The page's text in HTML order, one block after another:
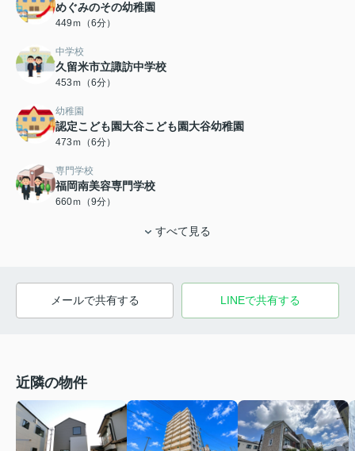
めぐみのその幼稚園
449ｍ（6分）
中学校
久留米市立諏訪中学校
453ｍ（6分）
幼稚園
認定こども園大谷こども園大谷幼稚園
473ｍ（6分）
専門学校
福岡南美容専門学校
660ｍ（9分）
すべて見る
メールで共有する LINEで共有する
近隣の物件